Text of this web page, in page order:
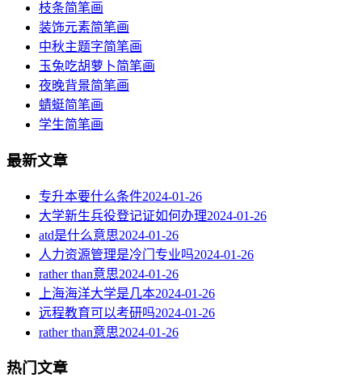
枝条简笔画
装饰元素简笔画
中秋主题字简笔画
玉兔吃胡萝卜简笔画
夜晚背景简笔画
蜻蜓简笔画
学生简笔画
最新文章
专升本要什么条件2024-01-26
大学新生兵役登记证如何办理2024-01-26
atd是什么意思2024-01-26
人力资源管理是冷门专业吗2024-01-26
rather than意思2024-01-26
上海海洋大学是几本2024-01-26
远程教育可以考研吗2024-01-26
rather than意思2024-01-26
热门文章